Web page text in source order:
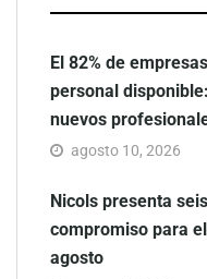
El 82% de
personal
nuevos
agosto 10, 2026
Nicols presenta
compromiso para
agosto